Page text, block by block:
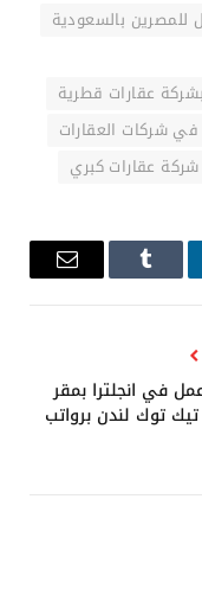
بالسعودية
عقارات قطرية
شركات العقارات
عقارات كبري
Tumblr
البريد
في انجلترا بمقر
توك لندن برواتب